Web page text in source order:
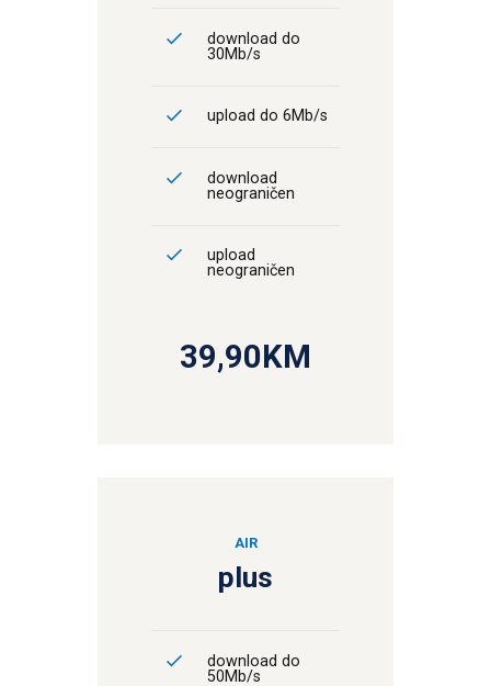
download do
30Mb/s
upload do 6Mb/s
download
neograničen
upload
neograničen
39,90KM
AIR
plus
download do
50Mb/s